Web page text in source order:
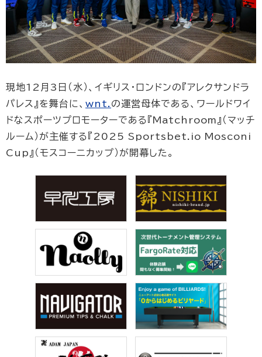
現地12月3日（水）、イギリス・ロンドンの『アレクサンドラ
パレス』を舞台に、 wnt.の運営母体である、ワールドワイ
ドなスポーツプロモーターである『Matchroom』（マッチ
ルーム）が主催する『2025 Sportsbet.io Mosconi
Cup』（モスコーニカップ）が開幕した。